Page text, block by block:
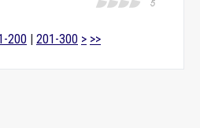
200 | 201-300 > >>